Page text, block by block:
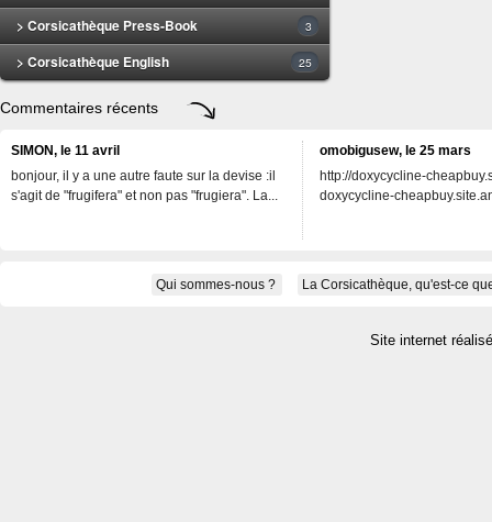
> Corsicathèque Press-Book 3
> Corsicathèque English 25
Commentaires récents
SIMON, le 11 avril
bonjour, il y a une autre faute sur la devise :il
s'agit de "frugifera" et non pas "frugiera". La...
omobigusew, le 25 mars
http://doxycycline-
doxycycline-
Qui sommes-nous ? La Corsicathèque, qu'est-ce
Site internet